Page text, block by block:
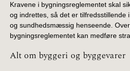
Kravene i bygningsreglementet skal
og indrettes, så det er tilfredsstillende
og sundhedsmæssig henseende.
bygningsreglementet kan medføre
Alt om byggeri og byggevarer